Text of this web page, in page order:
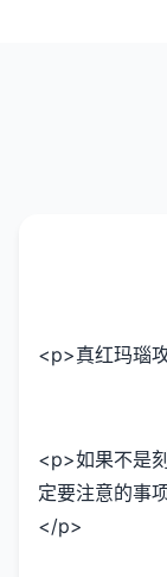
<p>真红玛瑙
<p>如果不是
定要注意的事
</p>